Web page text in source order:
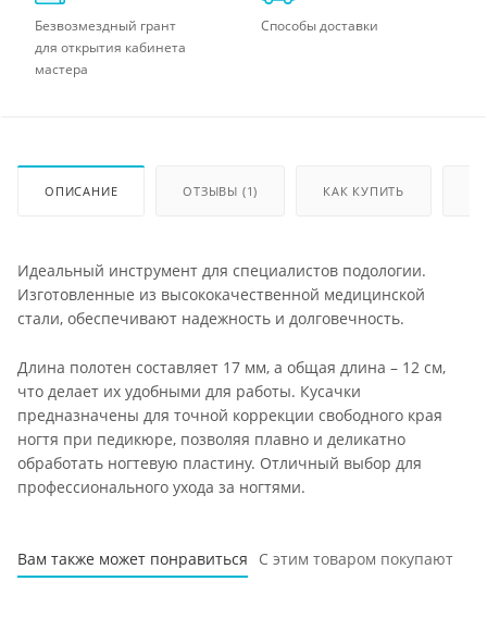
Безвозмездный грант
для открытия кабинета
мастера
Способы доставки
ОПИСАНИЕ ОТЗЫВЫ (1) КАК КУПИТЬ
Идеальный инструмент для специалистов подологии.
Изготовленные из высококачественной медицинской
стали, обеспечивают надежность и долговечность.
Длина полотен составляет 17 мм, а общая длина – 12 см,
что делает их удобными для работы. Кусачки
предназначены для точной коррекции свободного края
ногтя при педикюре, позволяя плавно и деликатно
обработать ногтевую пластину. Отличный выбор для
профессионального ухода за ногтями.
Вам также может понравиться С этим товаром покупают